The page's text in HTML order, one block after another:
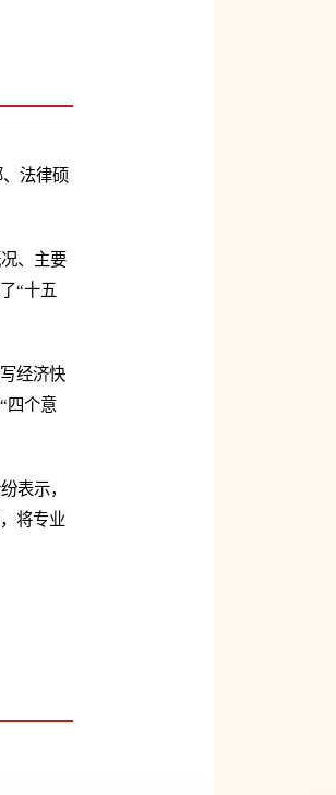
法律硕
、主要
“十五
经济快
四个意
表示，
将专业